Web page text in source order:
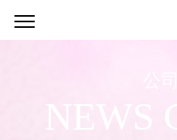
公
NEWS